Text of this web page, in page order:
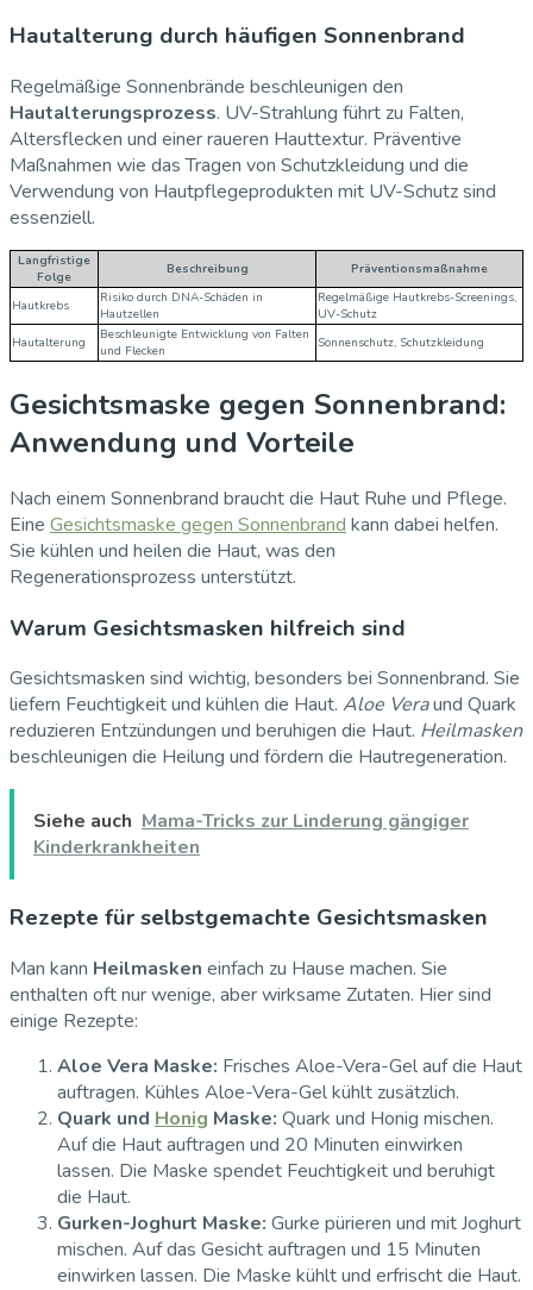
Hautalterung durch häufigen Sonnenbrand
Regelmäßige Sonnenbrände beschleunigen den
Hautalterungsprozess. UV-Strahlung führt zu Falten,
Altersflecken und einer raueren Hauttextur. Präventive
Maßnahmen wie das Tragen von Schutzkleidung und die
Verwendung von Hautpflegeprodukten mit UV-Schutz sind
essenziell.
Langfristige
Folge
Beschreibung Präventionsmaßnahme
Hautkrebs
Risiko durch DNA-Schäden in
Hautzellen
Regelmäßige Hautkrebs-Screenings,
UV-Schutz
Hautalterung
Beschleunigte Entwicklung von Falten
und Flecken
Sonnenschutz, Schutzkleidung
Gesichtsmaske gegen Sonnenbrand:
Anwendung und Vorteile
Nach einem Sonnenbrand braucht die Haut Ruhe und Pflege.
Eine Gesichtsmaske gegen Sonnenbrand kann dabei helfen.
Sie kühlen und heilen die Haut, was den
Regenerationsprozess unterstützt.
Warum Gesichtsmasken hilfreich sind
Gesichtsmasken sind wichtig, besonders bei Sonnenbrand. Sie
liefern Feuchtigkeit und kühlen die Haut. Aloe Veraund Quark
reduzieren Entzündungen und beruhigen die Haut. Heilmasken
beschleunigen die Heilung und fördern die Hautregeneration.
Siehe auch Mama-Tricks zur Linderung gängiger
Kinderkrankheiten
Rezepte für selbstgemachte Gesichtsmasken
Man kann Heilmasken einfach zu Hause machen. Sie
enthalten oft nur wenige, aber wirksame Zutaten. Hier sind
einige Rezepte:
Aloe Vera Maske: Frisches Aloe-Vera-Gel auf die Haut
auftragen. Kühles Aloe-Vera-Gel kühlt zusätzlich.
Quark und Honig Maske: Quark und Honig mischen.
Auf die Haut auftragen und 20 Minuten einwirken
lassen. Die Maske spendet Feuchtigkeit und beruhigt
die Haut.
Gurken-Joghurt Maske: Gurke pürieren und mit Joghurt
mischen. Auf das Gesicht auftragen und 15 Minuten
einwirken lassen. Die Maske kühlt und erfrischt die Haut.